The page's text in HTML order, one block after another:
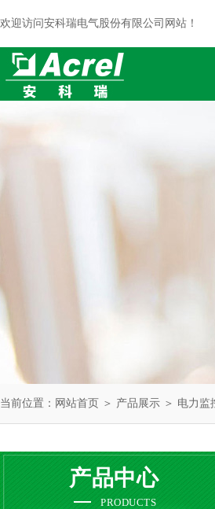
欢迎访问安科瑞电气股份有限公司网站！
当前位置： 网站首页 ＞ 产品展示 ＞ 电力监
产品中心
PRODUCTS